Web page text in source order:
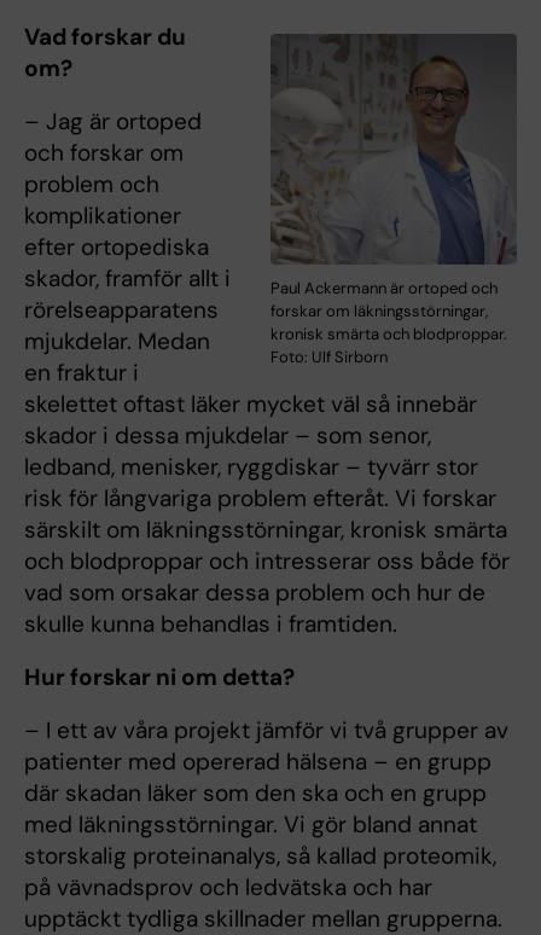
Paul Ackermann är ortoped och
forskar om läkningsstörningar,
kronisk smärta och blodproppar.
Foto: Ulf Sirborn
Vad forskar du
om?
– Jag är ortoped
och forskar om
problem och
komplikationer
efter ortopediska
skador, framför allt i
rörelseapparatens
mjukdelar. Medan
en fraktur i
skelettet oftast läker mycket väl så innebär
skador i dessa mjukdelar – som senor,
ledband, menisker, ryggdiskar – tyvärr stor
risk för långvariga problem efteråt. Vi forskar
särskilt om läkningsstörningar, kronisk smärta
och blodproppar och intresserar oss både för
vad som orsakar dessa problem och hur de
skulle kunna behandlas i framtiden.
Hur forskar ni om detta?
– I ett av våra projekt jämför vi två grupper av
patienter med opererad hälsena – en grupp
där skadan läker som den ska och en grupp
med läkningsstörningar. Vi gör bland annat
storskalig proteinanalys, så kallad proteomik,
på vävnadsprov och ledvätska och har
upptäckt tydliga skillnader mellan grupperna.